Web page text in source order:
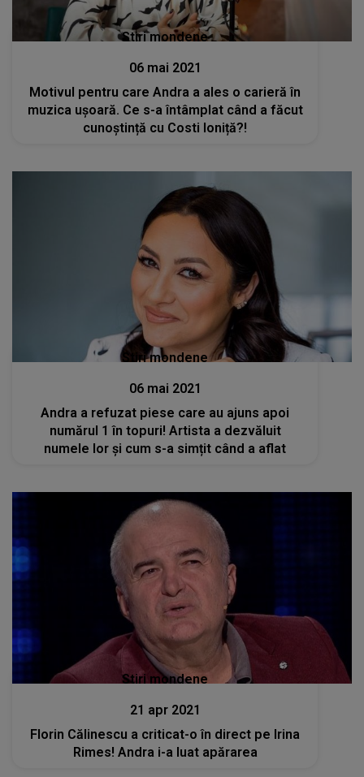
Stiri mondene
06 mai 2021
Motivul pentru care Andra a ales o carieră în
muzica ușoară. Ce s-a întâmplat când a făcut
cunoștință cu Costi Ioniță?!
Stiri mondene
06 mai 2021
Andra a refuzat piese care au ajuns apoi
numărul 1 în topuri! Artista a dezvăluit
numele lor și cum s-a simțit când a aflat
Stiri mondene
21 apr 2021
Florin Călinescu a criticat-o în direct pe Irina
Rimes! Andra i-a luat apărarea